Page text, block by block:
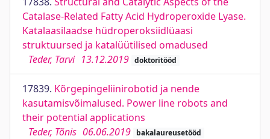
Catalase-Related Fatty Acid Hydroperoxide Lyase.
Katalaasilaadse hüdroperoksiidlüaasi
struktuursed ja katalüütilised omadused
Teder, Tarvi 13.12.2019 doktoritööd
17839. Kõrgepingeliinirobotid ja nende
kasutamisvõimalused. Power line robots and
their potential applications
Teder, Tõnis 06.06.2019 bakalaureusetööd